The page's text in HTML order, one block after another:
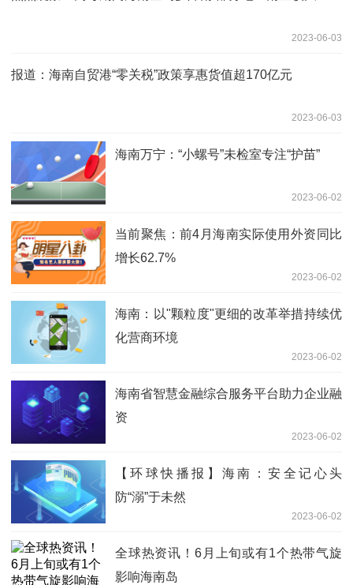
2023-06-03
报道：海南自贸港“零关税”政策享惠货值超170亿元
2023-06-03
海南万宁：“小螺号”未检室专注“护苗”
2023-06-02
当前聚焦：前4月海南实际使用外资同比
增长62.7%
2023-06-02
海南：以"颗粒度"更细的改革举措持续优
化营商环境
2023-06-02
海南省智慧金融综合服务平台助力企业融
资
2023-06-02
【环球快播报】海南：安全记心头
防“溺”于未然
2023-06-02
全球热资讯！6月上旬或有1个热带气旋
影响海南岛